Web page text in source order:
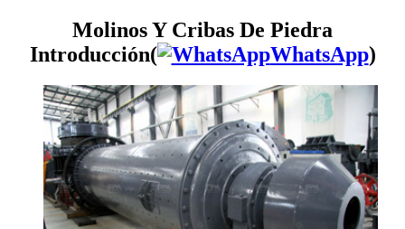
Molinos Y Cribas De Piedra
Introducción(
WhatsApp)